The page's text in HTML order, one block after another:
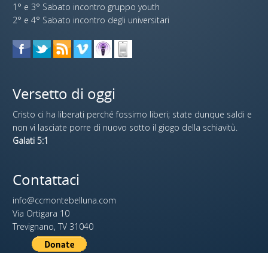
1° e 3° Sabato incontro gruppo youth
2° e 4° Sabato incontro degli universitari
Versetto di oggi
Cristo ci ha liberati perché fossimo liberi; state dunque saldi e
non vi lasciate porre di nuovo sotto il giogo della schiavitù.
Galati 5:1
Contattaci
info@ccmontebelluna.com
Via Ortigara 10
Trevignano, TV 31040